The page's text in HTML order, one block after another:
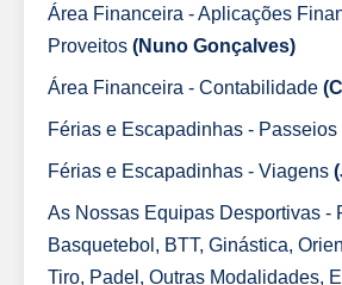
Área Financeira - Aplicações
Proveitos (Nuno Gonçalves)
Área Financeira - Contabilidade
Férias e Escapadinhas - Passeios
Férias e Escapadinhas - Viagens
As Nossas Equipas Desportivas -
Basquetebol, BTT, Ginástica,
Tiro, Padel, Outras Modalidades,